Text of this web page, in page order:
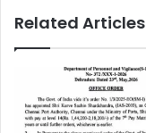
Related Articles